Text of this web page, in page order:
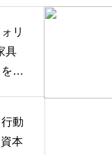
リ
具
採
動
本